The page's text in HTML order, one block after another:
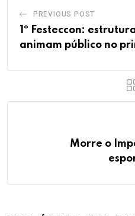
PREVIOUS POST
1º Festeccon:
animam público no
Morre o